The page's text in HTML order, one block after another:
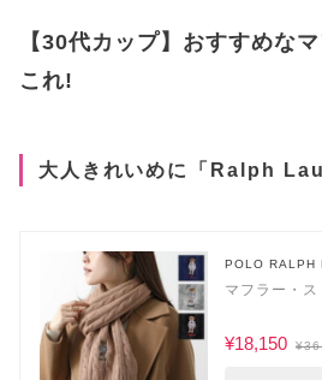
【30代カップ】おすすめな
これ!
大人きれいめに「Ralph
POLO RALPH
マフラー・ス
¥18,150